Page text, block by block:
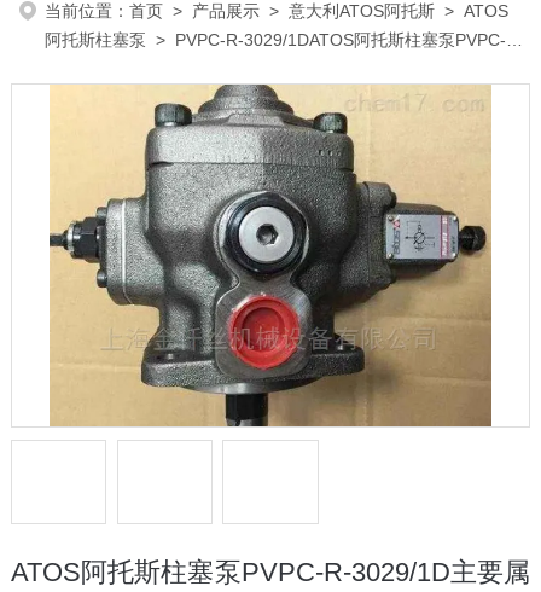
当前位置：首页 > 产品展示 >意大利ATOS阿托斯 >ATOS
阿托斯柱塞泵 > PVPC-R-3029/1DATOS阿托斯柱塞泵PVPC-R-
ATOS阿托斯柱塞泵PVPC-R-3029/1D主要属